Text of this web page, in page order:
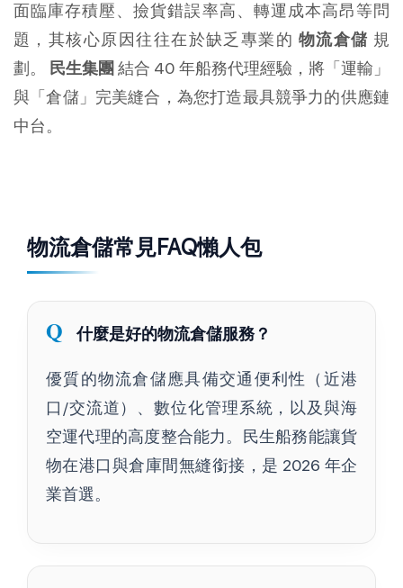
面臨庫存積壓、撿貨錯誤率高、轉運成本高昂等問
題，其核心原因往往在於缺乏專業的 物流倉儲 規
劃。
民生集團 結合 40 年船務代理經驗，將「運輸」
與「倉儲」完美縫合，為您打造最具競爭力的供應鏈
中台。
物流倉儲常見FAQ懶人包
什麼是好的物流倉儲服務？
優質的物流倉儲應具備交通便利性（近港
口/交流道）、數位化管理系統，以及與海
空運代理的高度整合能力。民生船務能讓貨
物在港口與倉庫間無縫銜接，是 2026 年企
業首選。